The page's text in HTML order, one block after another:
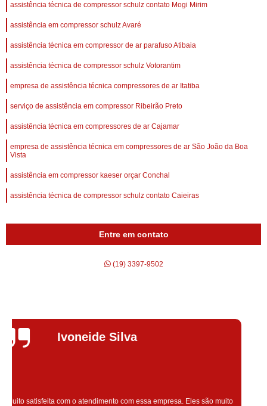
assistência técnica de compressor schulz contato Mogi Mirim
assistência em compressor schulz Avaré
assistência técnica em compressor de ar parafuso Atibaia
assistência técnica de compressor schulz Votorantim
empresa de assistência técnica compressores de ar Itatiba
serviço de assistência em compressor Ribeirão Preto
assistência técnica em compressores de ar Cajamar
empresa de assistência técnica em compressores de ar São João da Boa
Vista
assistência em compressor kaeser orçar Conchal
assistência técnica de compressor schulz contato Caieiras
Entre em contato
(19) 3397-9502
Silvana Alves
Super satisfeita com o serviço prestado, atendimento muito bom!